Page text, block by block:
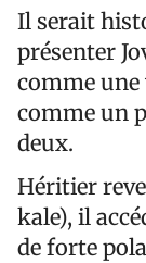
Il serait
présenter
comme
comme un
deux.
Héritier
kale), il
de forte